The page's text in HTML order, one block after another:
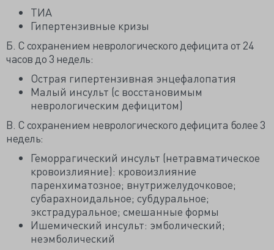
ТИА
Гипертензивные кризы
Б. С сохранением неврологического дефицита от 24
часов до 3 недель:
Острая гипертензивная энцефалопатия
Малый инсульт (с восстановимым
неврологическим дефицитом)
В. С сохранением неврологического дефицита более 3
недель:
Геморрагический инсульт (нетравматическое
кровоизлияние): кровоизлияние
паренхиматозное; внутрижелудочковое;
субарахноидальное; субдуральное;
экстрадуральное; смешанные формы
Ишемический инсульт: эмболический;
неэмболический